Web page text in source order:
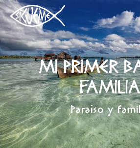
MI PRIMER
FAMILIA
Paraíso y